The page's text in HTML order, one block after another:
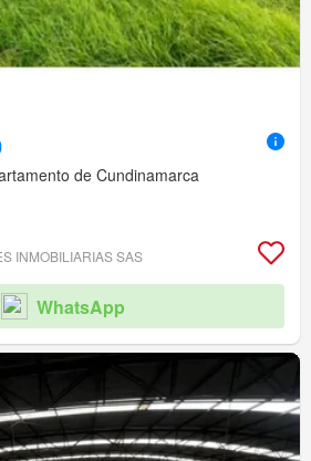
de Cundinamarca
INMOBILIARIAS SAS
WhatsApp